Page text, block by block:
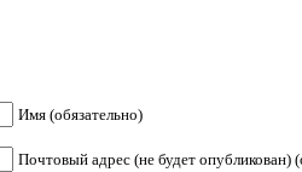
Имя (обязательно)
Почтовый адрес (не будет опубликован)